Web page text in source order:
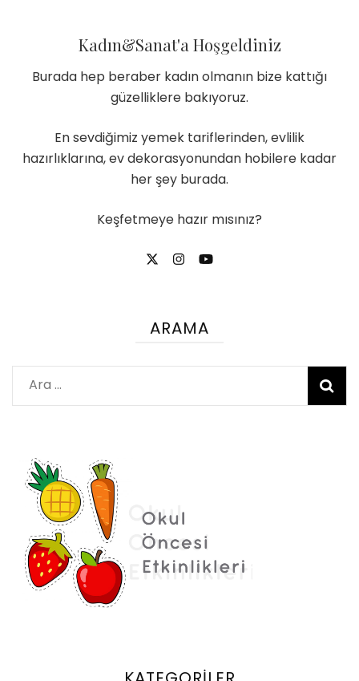
Kadın&Sanat'a Hoşgeldiniz
Burada hep beraber kadın olmanın bize kattığı
güzelliklere bakıyoruz.
En sevdiğimiz yemek tariflerinden, evlilik
hazırlıklarına, ev dekorasyonundan hobilere kadar
her şey burada.
Keşfetmeye hazır mısınız?
ARAMA
Arama: